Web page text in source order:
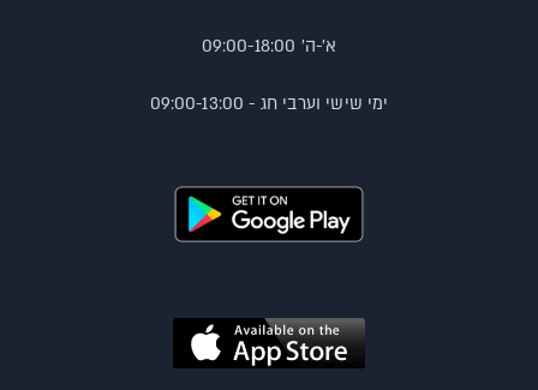
א'-ה' 09:00-18:00
ימי שישי וערבי חג - 09:00-13:00